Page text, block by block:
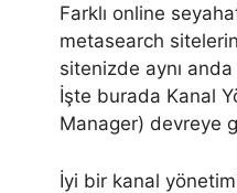
Farklı online
metasearch
sitenizde aynı anda
İşte burada Kanal
Manager) devreye
İyi bir kanal